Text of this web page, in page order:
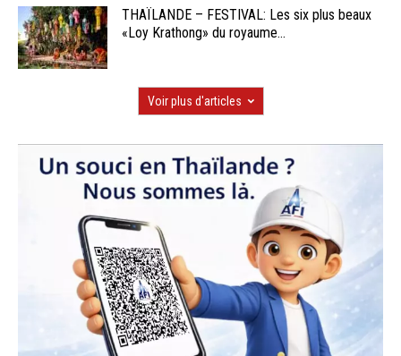
THAÏLANDE – FESTIVAL: Les six plus beaux
«Loy Krathong» du royaume...
Voir plus d'articles